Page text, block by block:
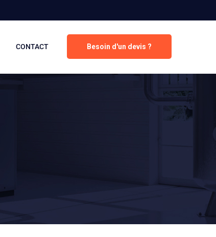
Besoin d'un devis ?
CONTACT